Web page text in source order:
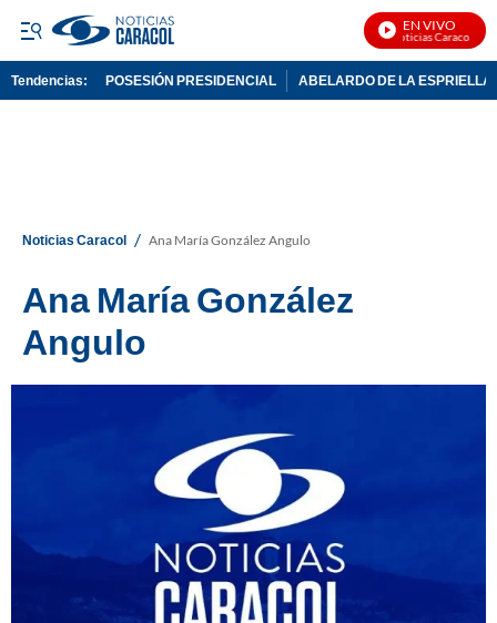
EN VIVO
Noticias Caracol En
Tendencias: POSESIÓN PRESIDENCIAL ABELARDO DE LA ESPRIELLA
Noticias Caracol / Ana María González Angulo
Ana María González
Angulo